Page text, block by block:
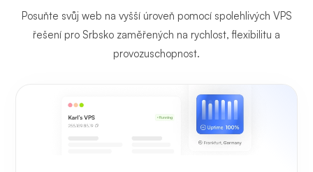
Posuňte svůj web na vyšší úroveň pomocí spolehlivých VPS
řešení pro Srbsko zaměřených na rychlost, flexibilitu a
provozuschopnost.